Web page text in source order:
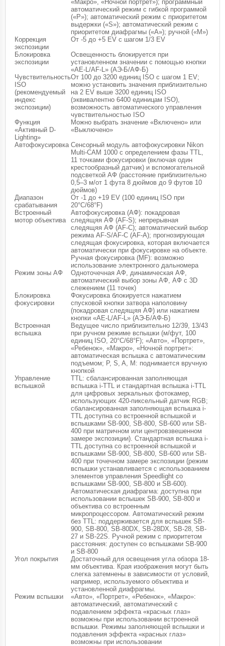
«Макро», «Ночной портрет»); программный
автоматический режим с гибкой программой
(«P»); автоматический режим с приоритетом
выдержки («S»); автоматический режим с
приоритетом диафрагмы («A»); ручной («M»)
Коррекция
экспозиции
От -5 до +5 EV с шагом 1/3 EV
Блокировка
экспозиции
Освещенность блокируется при
установленном значении с помощью кнопки
«AE-L/AF-L» (АЭ-Б/АФ-Б)
Чувствительность
ISO
(рекомендуемый
индекс
экспозиции)
От 100 до 3200 единиц ISO с шагом 1 EV;
можно установить значения приблизительно
на 2 EV выше 3200 единиц ISO
(эквивалентно 6400 единицам ISO),
возможность автоматического управления
чувствительностью ISO
Функция
«Активный D-
Lighting»
Можно выбрать значение «Включено» или
«Выключено»
Автофокусировка Сенсорный модуль автофокусировки Nikon
Multi-CAM 1000 с определением фазы TTL,
11 точками фокусировки (включая один
крестообразный датчик) и вспомогательной
подсветкой АФ (расстояние приблизительно
0,5–3 м/от 1 фута 8 дюймов до 9 футов 10
дюймов)
Диапазон
срабатывания
От -1 до +19 EV (100 единиц ISO при
20°C/68°F)
Встроенный
мотор объектива
Автофокусировка (АФ): покадровая
следящяя АФ (AF-S); непрерывная
следящяя АФ (AF-C); автоматический выбор
режима AF-S/AF-C (AF-A); прогнозирующая
следящая фокусировка, которая включается
автоматически при фокусировке на объекте.
Ручная фокусировка (MF): возможно
использование электронного дальномера
Режим зоны АФ
Одноточечная АФ, динамическая АФ,
автоматический выбор зоны АФ, АФ с 3D
слежением (11 точек)
Блокировка
фокусировки
Фокусировка блокируется нажатием
спусковой кнопки затвора наполовину
(покадровая следящяя АФ) или нажатием
кнопки «AE-L/AF-L» (АЭ-Б/АФ-Б)
Встроенная
вспышка
Ведущее число приблизительно 12/39, 13/43
при ручном режиме вспышки (м/фут, 100
единиц ISO, 20°C/68°F); «Авто», «Портрет»,
«Ребенок», «Макро», «Ночной портрет»:
автоматическая вспышка с автоматическим
подъемом; P, S, A, M: поднимается вручную
кнопкой
Управление
вспышкой
TTL: сбалансированная заполняющая
вспышка i-TTL и стандартная вспышка i-TTL
для цифровых зеркальных фотокамер,
использующих 420-пиксельный датчик RGB;
сбалансированная заполняющая вспышка i-
TTL доступна со встроенной вспышкой и
вспышками SB-900, SB-800, SB-600 или SB-
400 при матричном или центровзвешенном
замере экспозиции). Стандартная вспышка i-
TTL доступна со встроенной вспышкой и
вспышками SB-900, SB-800, SB-600 или SB-
400 при точечном замере экспозиции (режим
вспышки устанавливается с использованием
элементов управления Speedlight со
вспышками SB-900, SB-800 и SB-600).
Автоматическая диафрагма: доступна при
использовании вспышек SB-900, SB-800 и
объектива со встроенным
микропроцессором. Автоматический режим
без TTL: поддерживается для вспышек SB-
900, SB-800, SB-80DX, SB-28DX, SB-28, SB-
27 и SB-22S. Ручной режим с приоритетом
расстояния: доступен со вспышками SB-900
и SB-800
Угол покрытия
Достаточный для освещения угла обзора 18-
мм объектива. Края изображения могут быть
слегка затемнены в зависимости от условий,
например, используемого объектива и
установленной диафрагмы.
Режим вспышки
«Авто», «Портрет», «Ребенок», «Макро»:
автоматический, автоматический с
подавлением эффекта «красных глаз»
возможны при использовании встроенной
вспышки. Режимы заполняющей вспышки и
подавления эффекта «красных глаз»
возможны при использовании